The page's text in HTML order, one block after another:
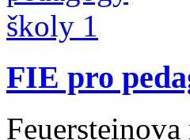
FIE pro